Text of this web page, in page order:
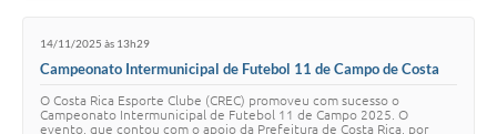
14/11/2025 às 13h29
Campeonato Intermunicipal de Futebol 11 de Campo de Costa
O Costa Rica Esporte Clube (CREC) promoveu com sucesso o
Campeonato Intermunicipal de Futebol 11 de Campo 2025. O
evento, que contou com o apoio da Prefeitura de Costa Rica, por